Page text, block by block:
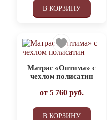
В КОРЗИНУ
Матрас «Оптима» с
чехлом полисатин
от 5 760руб.
В КОРЗИНУ